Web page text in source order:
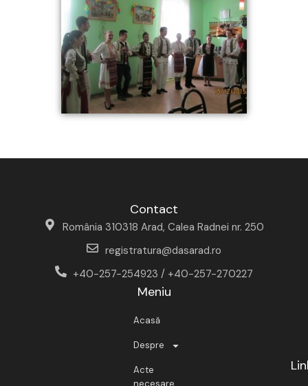
Contact
România 310318 Arad, Calea Radnei nr. 250
registratura@dasarad.ro
+40-257-254923 / +40-257-270227
Meniu
Acasă
Despre
Acte